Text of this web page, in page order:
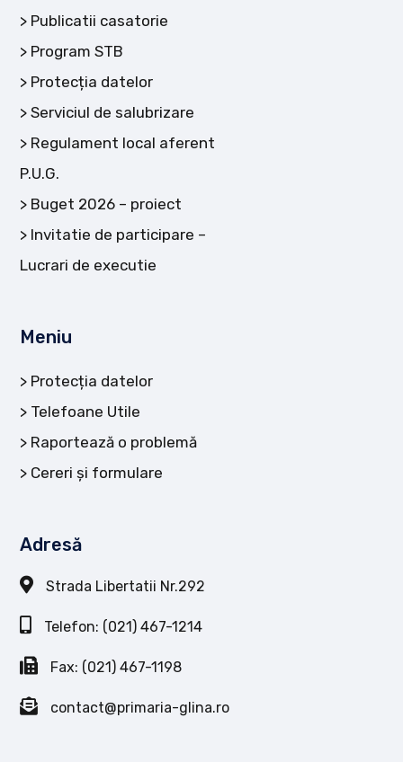
Publicatii casatorie
Program STB
Protecția datelor
Serviciul de salubrizare
Regulament local aferent
P.U.G.
Buget 2026 – proiect
Invitatie de participare –
Lucrari de executie
Meniu
Protecția datelor
Telefoane Utile
Raportează o problemă
Cereri și formulare
Adresă
Strada Libertatii Nr.292
Telefon: (021) 467-1214
Fax: (021) 467-1198
contact@primaria-glina.ro